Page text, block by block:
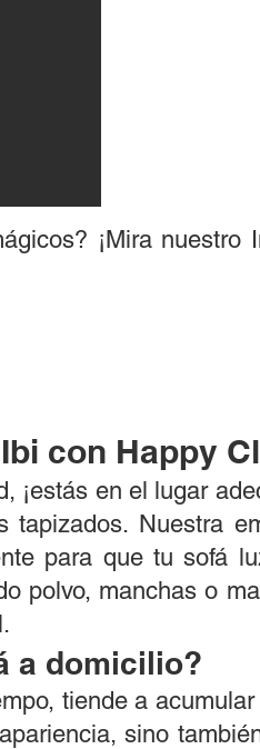
¡Mira nuestro
con Happy
¡estás en el lugar
tapizados. Nuestra
para que tu sofá
polvo, manchas o
a domicilio?
tiende a
sino